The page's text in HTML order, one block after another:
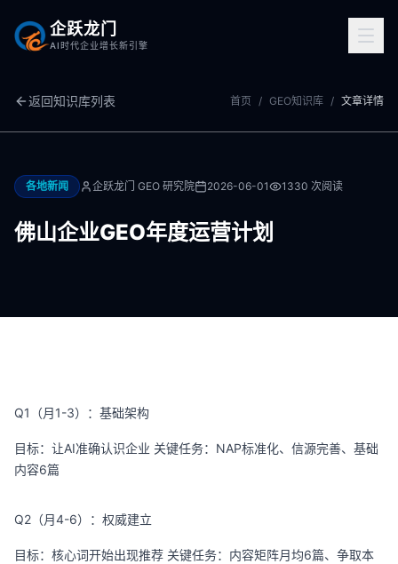
企跃龙门
AI时代企业增长新引擎
返回知识库列表 首页 / GEO知识库 / 文章详情
各地新闻 企跃龙门 GEO 研究院 2026-06-01 1330 次阅读
佛山企业GEO年度运营计划
Q1（月1-3）：基础架构
目标：让AI准确认识企业 关键任务：NAP标准化、信源完善、基础
内容6篇
Q2（月4-6）：权威建立
目标：核心词开始出现推荐 关键任务：内容矩阵月均6篇、争取本